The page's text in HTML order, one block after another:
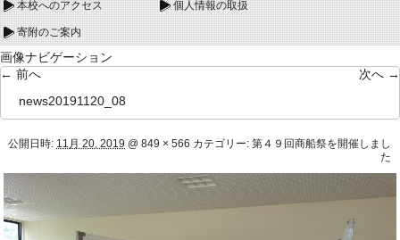
本校へのアクセス 個人情報の取扱
寄附のご案内
画像ナビゲーション
← 前へ
次へ →
news20191120_08
公開日時: 11月 20, 2019 @ 849 × 566 カテゴリー: 第４９回商船祭を開催しまし
た